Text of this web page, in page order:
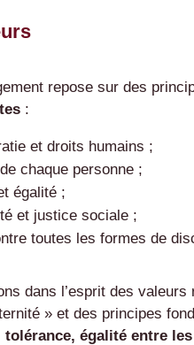
repose sur des
:
et droits humains ;
chaque personne ;
égalité ;
et justice sociale ;
toutes les formes de
dans l’esprit des
» et des principes
égalité entre